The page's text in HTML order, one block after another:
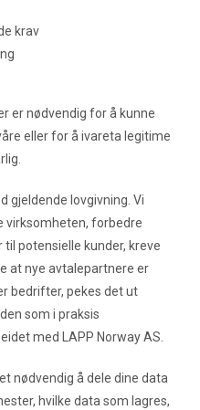
krav
er nødvendig for å kunne
eller for å ivareta legitime
gjeldende lovgivning. Vi
virksomheten, forbedre
potensielle kunder, kreve
at nye avtalepartnere er
bedrifter, pekes det ut
som i praksis
med LAPP Norway AS.
nødvendig å dele dine data
hvilke data som lagres,